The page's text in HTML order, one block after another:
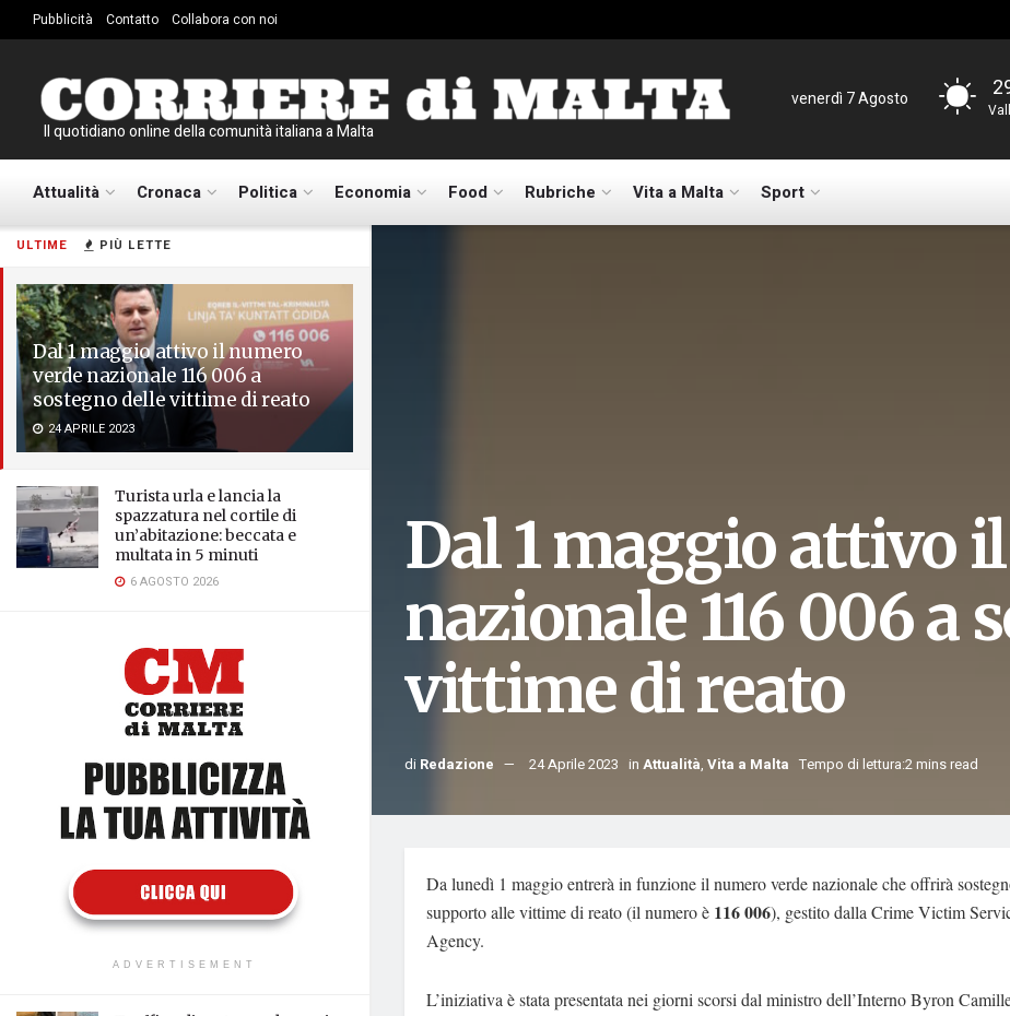
ULTIME PIÙ LETTE
Dal 1 maggio attivo il numero
verde nazionale 116 006 a
sostegno delle vittime di reato
24 APRILE 2023
Turista urla e lancia la
spazzatura nel cortile di
un’abitazione: beccata e
multata in 5 minuti
6 AGOSTO 2026
ADVERTISEMENT
Pubblicità Contatto Collabora con noi
Il quotidiano online della comunità italiana a Malta
venerdì 7 Agosto
Attualità Cronaca Politica Economia Food Rubriche Vita a Malta Sport
Dal 1 maggio attivo
nazionale 116 006 a
vittime di reato
di Redazione 24 Aprile 2023 in Attualità, Vita a Malta Tempo di lettura:2 mins read
Da lunedì 1 maggio entrerà in funzione il numero verde nazionale che offrirà
supporto alle vittime di reato (il numero è 116 006), gestito dalla Crime Victim
Agency.
L’iniziativa è stata presentata nei giorni scorsi dal ministro dell’Interno Byron